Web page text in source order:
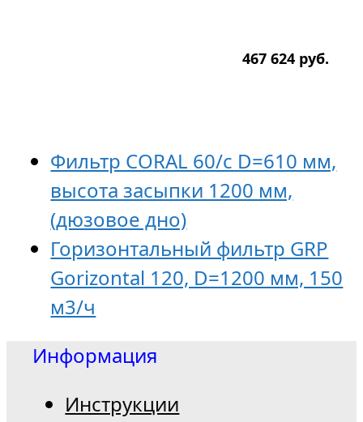
467 624 руб.
Фильтр CORAL 60/c D=610 мм,
высота засыпки 1200 мм,
(дюзовое дно)
Горизонтальный фильтр GRP
Gorizontal 120, D=1200 мм, 150
м3/ч
Информация
Инструкции